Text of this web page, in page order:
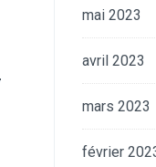
mai 2023
avril 2023
mars 2023
février